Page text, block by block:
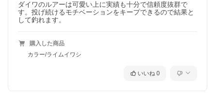
ダイワのルアーは可愛い上に実績も十分で信頼度抜群で
す。投げ続けるモチベーションをキープできるので結果と
して釣れます。
購入した商品
カラー/ライムイワシ
いいね 0